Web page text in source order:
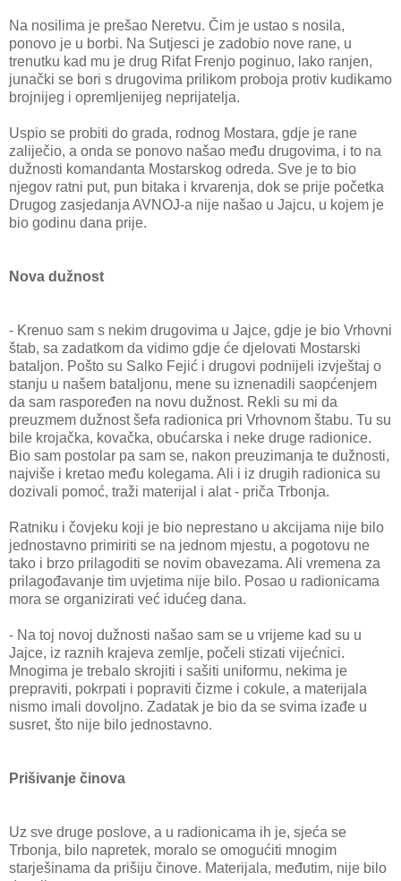
Na nosilima je prešao Neretvu. Čim je ustao s nosila,
ponovo je u borbi. Na Sutjesci je zadobio nove rane, u
trenutku kad mu je drug Rifat Frenjo poginuo, lako ranjen,
junački se bori s drugovima prilikom proboja protiv kudikamo
brojnijeg i opremljenijeg neprijatelja.
Uspio se probiti do grada, rodnog Mostara, gdje je rane
zaliječio, a onda se ponovo našao među drugovima, i to na
dužnosti komandanta Mostarskog odreda. Sve je to bio
njegov ratni put, pun bitaka i krvarenja, dok se prije početka
Drugog zasjedanja AVNOJ-a nije našao u Jajcu, u kojem je
bio godinu dana prije.
Nova dužnost
- Krenuo sam s nekim drugovima u Jajce, gdje je bio Vrhovni
štab, sa zadatkom da vidimo gdje će djelovati Mostarski
bataljon. Pošto su Salko Fejić i drugovi podnijeli izvještaj o
stanju u našem bataljonu, mene su iznenadili saopćenjem
da sam raspoređen na novu dužnost. Rekli su mi da
preuzmem dužnost šefa radionica pri Vrhovnom štabu. Tu su
bile krojačka, kovačka, obućarska i neke druge radionice.
Bio sam postolar pa sam se, nakon preuzimanja te dužnosti,
najviše i kretao među kolegama. Ali i iz drugih radionica su
dozivali pomoć, traži materijal i alat - priča Trbonja.
Ratniku i čovjeku koji je bio neprestano u akcijama nije bilo
jednostavno primiriti se na jednom mjestu, a pogotovu ne
tako i brzo prilagoditi se novim obavezama. Ali vremena za
prilagođavanje tim uvjetima nije bilo. Posao u radionicama
mora se organizirati već idućeg dana.
- Na toj novoj dužnosti našao sam se u vrijeme kad su u
Jajce, iz raznih krajeva zemlje, počeli stizati vijećnici.
Mnogima je trebalo skrojiti i sašiti uniformu, nekima je
prepraviti, pokrpati i popraviti čizme i cokule, a materijala
nismo imali dovoljno. Zadatak je bio da se svima izađe u
susret, što nije bilo jednostavno.
Prišivanje činova
Uz sve druge poslove, a u radionicama ih je, sjeća se
Trbonja, bilo napretek, moralo se omogućiti mnogim
starješinama da prišiju činove. Materijala, međutim, nije bilo